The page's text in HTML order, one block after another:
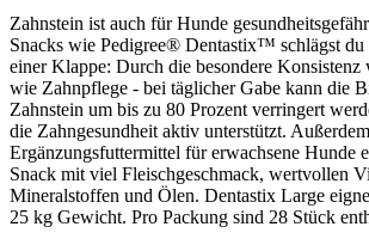
Zahnstein ist auch für Hunde
Snacks wie Pedigree® Dentastix™ schlägst
einer Klappe: Durch die besondere
wie Zahnpflege - bei täglicher Gabe kann die
Zahnstein um bis zu 80 Prozent verringert
die Zahngesundheit aktiv unterstützt.
Ergänzungsfuttermittel für erwachsene Hunde
Snack mit viel Fleischgeschmack, wertvollen
Mineralstoffen und Ölen. Dentastix Large
25 kg Gewicht. Pro Packung sind 28 Stück